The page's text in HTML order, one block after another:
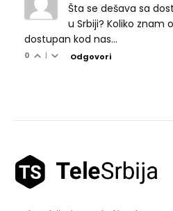
Šta se dešava sa
u Srbiji? Koliko znam
dostupan kod nas...
0 | Odgovori